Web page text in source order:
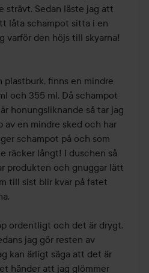
strävt. Sedan läste jag att
låta schampot sitta i en
varför den höjs till skyarna!
plastburk, finns en mindre
och 355 ml. Då schampot
honungsliknande så tar jag
av en mindre sked och har
schampot på och som
räcker långt! I duschen så
produkten och gnuggar lätt
till sist blir kvar på fatet
ordentligt och det är drygt.
jag gör resten av
kan ärligt säga att det är
händer att jag glömmer